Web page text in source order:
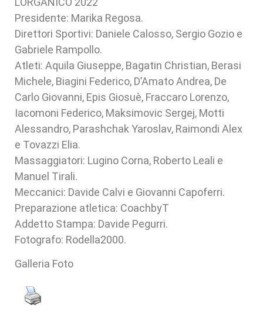
Presidente: Marika Regosa.
Direttori Sportivi: Daniele Calosso, Sergio Gozio e
Gabriele Rampollo.
Atleti: Aquila Giuseppe, Bagatin Christian, Berasi
Michele, Biagini Federico, D’Amato Andrea, De
Carlo Giovanni, Epis Giosuè, Fraccaro Lorenzo,
Iacomoni Federico, Maksimovic Sergej, Motti
Alessandro, Parashchak Yaroslav, Raimondi Alex
e Tovazzi Elia.
Massaggiatori: Lugino Corna, Roberto Leali e
Manuel Tirali.
Meccanici: Davide Calvi e Giovanni Capoferri.
Preparazione atletica: CoachbyT
Addetto Stampa: Davide Pegurri.
Fotografo: Rodella2000.
Galleria Foto